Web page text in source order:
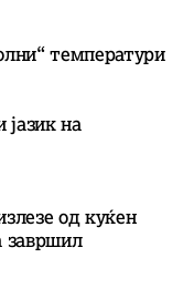
температури
јазик на
од куќен
завршил